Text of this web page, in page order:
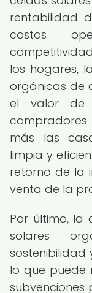
rentabilidad
costos
los hogares,
orgánicas de
el valor de
más las
limpia y
retorno de la
venta de la
Por último, la
solares
sostenibilidad
lo que puede